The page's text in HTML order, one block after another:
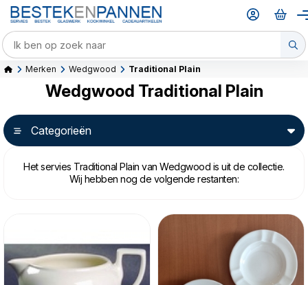
Merken Wedgwood Traditional Plain
Wedgwood Traditional Plain
Categorieën
Het servies Traditional Plain van Wedgwood is uit de collectie.
Wij hebben nog de volgende restanten: